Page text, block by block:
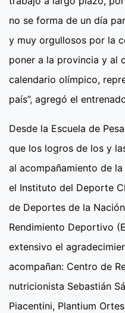
no se forma de un día
y muy orgullosos por la
poner a la provincia y al
calendario olímpico,
país”, agregó el
Desde la Escuela de
que los logros de los y
al acompañamiento de
el Instituto del Deporte
de Deportes de la
Rendimiento Deportivo
extensivo el
acompañan: Centro de
nutricionista Sebastián
Piacentini, Plantium